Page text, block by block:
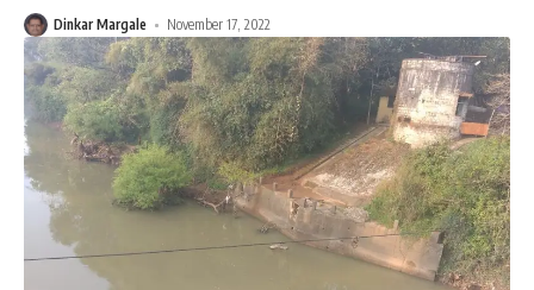
Dinkar Margale November 17, 2022